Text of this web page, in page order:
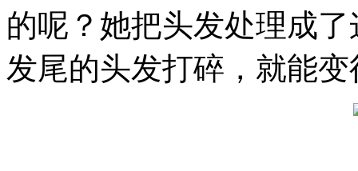
的呢？她把头发处理成
发尾的头发打碎，就能